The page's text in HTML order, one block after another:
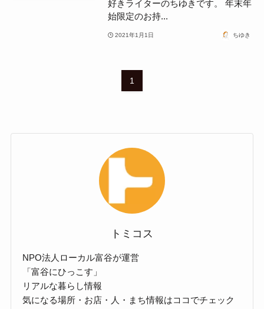
好きライターのちゆきです。 年末年
始限定のお持...
2021年1月1日 ちゆき
1
トミコス
NPO法人ローカル富谷が運営
「富谷にひっこす」
リアルな暮らし情報
気になる場所・お店・人・まち情報はココでチェック